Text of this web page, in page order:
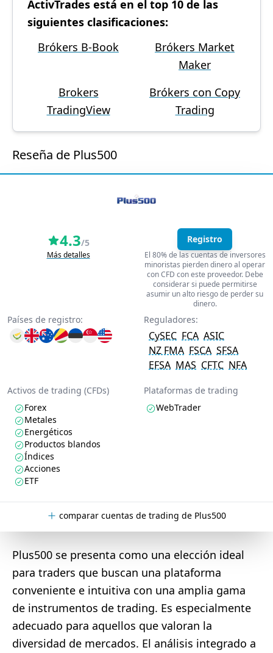
ActivTrades está en el top 10 de las
siguientes clasificaciones:
Brókers B-Book
Brókers Market
Maker
Brokers
TradingView
Brókers con Copy
Trading
Reseña de Plus500
4.3/5
Más detalles
Registro
El 80% de las cuentas de inversores
minoristas pierden dinero al operar
con CFD con este proveedor. Debe
considerar si puede permitirse
asumir un alto riesgo de perder su
dinero.
Países de registro: Reguladores:
CySEC FCA ASIC
NZ FMA FSCA SFSA
EFSA MAS CFTC NFA
Activos de trading (CFDs)
Forex
Metales
Energéticos
Productos blandos
Índices
Acciones
ETF
Plataformas de trading
WebTrader
comparar cuentas de trading de Plus500
Plus500 se presenta como una elección ideal
para traders que buscan una plataforma
conveniente e intuitiva con una amplia gama
de instrumentos de trading. Es especialmente
adecuado para aquellos que valoran la
diversidad de mercados. El análisis integrado a